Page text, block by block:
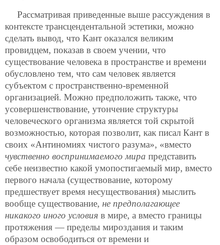
Рассматривая приведенные выше рассуждения в
контексте трансцендентальной эстетики, можно
сделать вывод, что Кант оказался великим
провидцем, показав в своем учении, что
существование человека в пространстве и времени
обусловлено тем, что сам человек является
субъектом с пространственно-временнoй
организацией. Можно предположить также, что
усовершенствование, утончение структуры
человеческого организма является той скрытой
возможностью, которая позволит, как писал Кант в
своих «Антиномиях чистого разума», «вместо
чувственно воспринимаемого мира представить
себе неизвестно какой умопостигаемый мир, вместо
первого начала (существование, которому
предшествует время несуществования) мыслить
вообще существование, не предполагающее
никакого иного условия в мире, а вместо границы
протяжения — пределы мироздания и таким
образом освободиться от времени и